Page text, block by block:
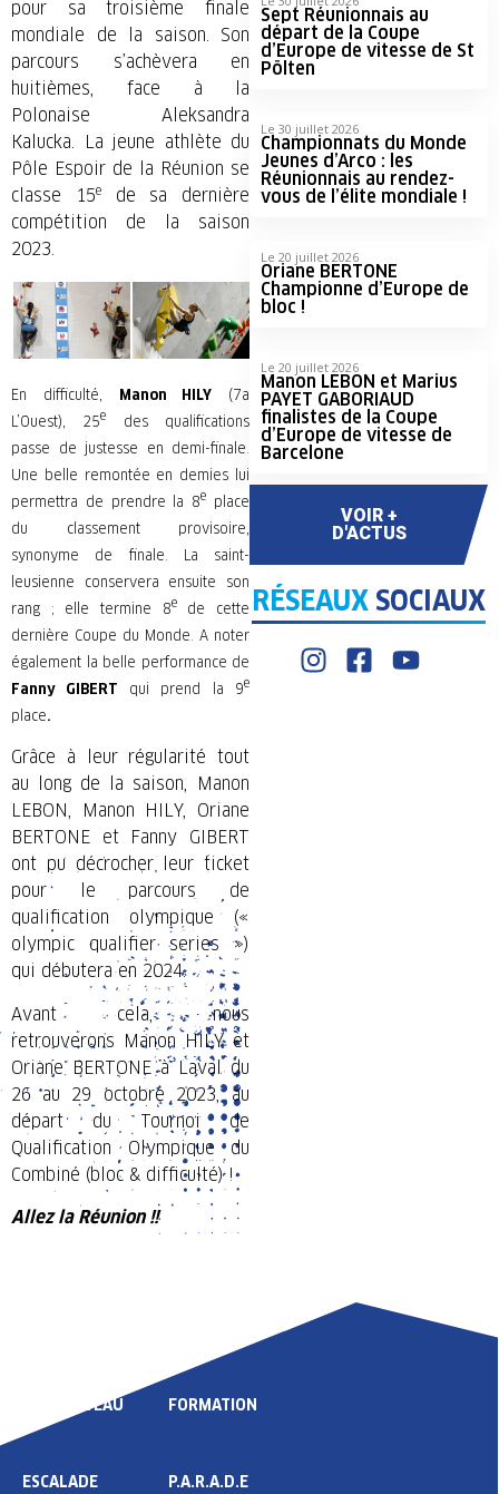
pour sa troisième finale
mondiale de la saison. Son
parcours s’achèvera en
huitièmes, face à la
Polonaise Aleksandra
Kalucka. La jeune athlète du
Pôle Espoir de la Réunion se
classe 15ede sa dernière
compétition de la saison
2023.
En difficulté, Manon HILY (7a
L’Ouest), 25e des qualifications
passe de justesse en demi-finale.
Une belle remontée en demies lui
permettra de prendre la 8e place
du classement provisoire,
synonyme de finale. La saint-
leusienne conservera ensuite son
rang ; elle termine 8ede cette
dernière Coupe du Monde. A noter
également la belle performance de
Fanny GIBERT qui prend la 9e
place.
Grâce à leur régularité tout
au long de la saison, Manon
LEBON, Manon HILY, Oriane
BERTONE et Fanny GIBERT
ont pu décrocher leur ticket
pour le parcours de
qualification olympique («
olympic qualifier series »)
qui débutera en 2024.
Avant cela, nous
retrouverons Manon HILY et
Oriane BERTONE à Laval du
26 au 29 octobre 2023, au
départ du Tournoi de
Qualification Olympique du
Combiné (bloc & difficulté) !
Allez la Réunion !!
Sept Réunionnais au
départ de la Coupe
d’Europe de vitesse de St
Pölten
Le 30 juillet 2026
Championnats du Monde
Jeunes d’Arco : les
Réunionnais au rendez-
vous de l’élite mondiale !
Le 20 juillet 2026
Oriane BERTONE
Championne d’Europe de
bloc !
Le 20 juillet 2026
Manon LEBON et Marius
PAYET GABORIAUD
finalistes de la Coupe
d’Europe de vitesse de
Barcelone
VOIR +
D'ACTUS
RÉSEAUX SOCIAUX
HAUT NIVEAU
ESCALADE
FORMATION
P.A.R.A.D.E